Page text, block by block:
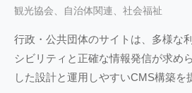
観光協会、自治体関連、社会福祉
行政・公共団体のサイトは、多様な
シビリティと正確な情報発信が求め
した設計と運用しやすいCMS構築を